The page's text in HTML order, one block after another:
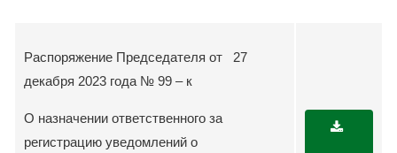
Распоряжение Председателя от 27
декабря 2023 года № 99 – к
О назначении ответственного за
регистрацию уведомлений о